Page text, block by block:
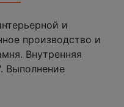
и
производство и
Внутренняя
Выполнение